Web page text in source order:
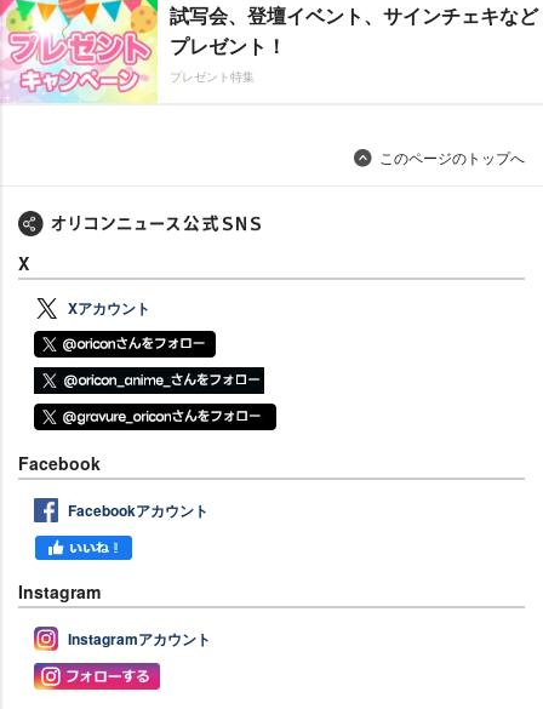
試写会、登壇イベント、サインチェキなど
プレゼント！
プレゼント特集
このページのトップへ
X
Xアカウント
Facebook
Facebookアカウント
Instagram
Instagramアカウント